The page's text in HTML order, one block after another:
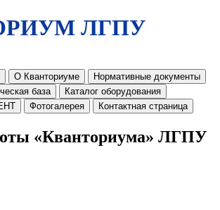
ЛГПУ
О Кванториуме
Нормативные документы
база
Каталог оборудования
Фотогалерея Контактная страница
«Кванториума» ЛГПУ